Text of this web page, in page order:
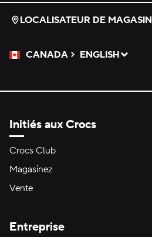
LOCALISATEUR DE MAGASIN
CANADA
Veuillez sélectionner une langue
ENGLISH
Sélectionné
Initiés aux Crocs
Crocs Club
Magasinez
Vente
Entreprise